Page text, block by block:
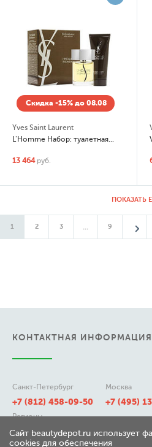
Скидка -15% до 08.08
Yves Saint Laurent
L'Homme Набор: туалетная вода 100мл, гель для душа
13 464 руб.
ПОКАЗАТЬ
1 2 3 ... 9
КОНТАКТНАЯ ИНФОРМАЦИЯ
Санкт-Петербург
+7 (812) 458-09-50
Москва
+7 (495)
Регионы
8 (800) 511-21-50
Сайт beautydepot.ru использует
cookies для обеспечения